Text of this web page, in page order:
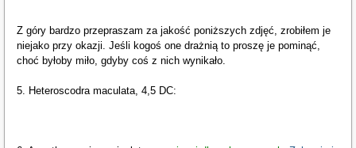
Z góry bardzo przepraszam za jakość poniższych zdjęć, zrobiłem je
niejako przy okazji. Jeśli kogoś one drażnią to proszę je pominąć,
choć byłoby miło, gdyby coś z nich wynikało.
5. Heteroscodra maculata, 4,5 DC: